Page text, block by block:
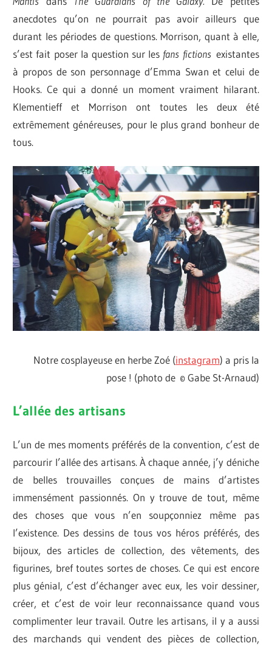
anecdotes qu’on ne pourrait pas avoir ailleurs que
durant les périodes de questions. Morrison, quant à elle,
s’est fait poser la question sur les fans fictions existantes
à propos de son personnage d’Emma Swan et celui de
Hooks. Ce qui a donné un moment vraiment hilarant.
Klementieff et Morrison ont toutes les deux été
extrêmement généreuses, pour le plus grand bonheur de
tous.
Notre cosplayeuse en herbe Zoé (instagram) a pris la
pose ! (photo de © Gabe St-Arnaud)
L’allée des artisans
L’un de mes moments préférés de la convention, c’est de
parcourir l’allée des artisans. À chaque année, j’y déniche
de belles trouvailles conçues de mains d’artistes
immensément passionnés. On y trouve de tout, même
des choses que vous n’en soupçonniez même pas
l’existence. Des dessins de tous vos héros préférés, des
bijoux, des articles de collection, des vêtements, des
figurines, bref toutes sortes de choses. Ce qui est encore
plus génial, c’est d’échanger avec eux, les voir dessiner,
créer, et c’est de voir leur reconnaissance quand vous
complimenter leur travail. Outre les artisans, il y a aussi
des marchands qui vendent des pièces de collection,